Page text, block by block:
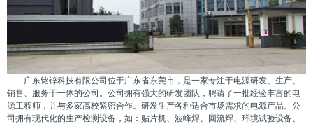
广东铭锌科技有限公司位于广东省东莞市，是一家专注于电源研发、生产、
销售、服务于一体的公司。公司拥有强大的研发团队，聘请了一批经验丰富的电
源工程师，并与多家高校紧密合作。研发生产各种适合市场需求的电源产品。公
司拥有现代化的生产检测设备，如：贴片机、波峰焊、回流焊、环境试验设备、